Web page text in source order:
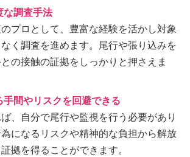
な調査手法
プロとして、豊富な経験を活かし対象
く調査を進めます。尾行や張り込みを
の接触の証拠をしっかりと押さえま
手間やリスクを回避できる
、自分で尾行や監視を行う必要があり
になるリスクや精神的な負担から解放
拠を得ることができます。